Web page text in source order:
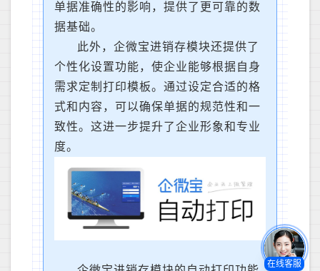
单据准确性的影响，提供了更可靠的数
据基础。
此外，企微宝进销存模块还提供了
个性化设置功能，使企业能够根据自身
需求定制打印模板。通过设定合适的格
式和内容，可以确保单据的规范性和一
致性。这进一步提升了企业形象和专业
度。
在线客服